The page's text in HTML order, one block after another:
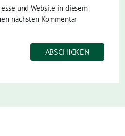
und Website in diesem
nächsten Kommentar